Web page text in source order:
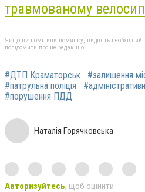
травмованому
Якщо ви помітили помилку, виділіть необхідний
повідомити про це редакцію
#ДТП Краматорськ
#залишення
#патрульна поліція
#порушення ПДД
Наталія Горячковська
Авторизуйтесь, щоб оцінити